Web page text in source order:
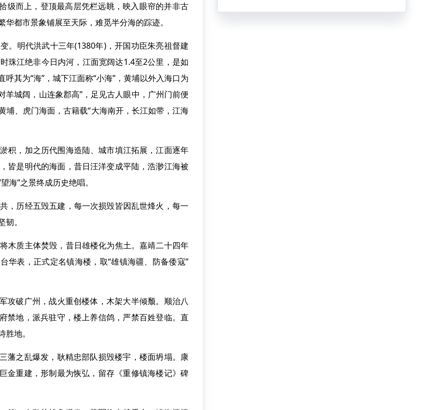
级而上，登顶最高层凭栏远眺，映入眼帘的并非古
都市景象铺展至天际，难觅半分海的踪迹。
明代洪武十三年(1380年)，开国功臣朱亮祖督建
珠江绝非今日内河，江面宽阔达1.4至2公里，是如
其为“海”，城下江面称“小海”，黄埔以外入海口为
羊城阔，山连象郡高”，足见古人眼中，广州门前便
、虎门海面，古籍载“大海南开，长江如带，江海
，加之历代围海造陆、城市填江拓展，江面逐年
皆是明代的海面，昔日汪洋变成平陆，浩渺江海被
海”之景终成历史绝唱。
历经五毁五建，每一次损毁皆因乱世烽火，每一
。
质主体焚毁，昔日雄楼化为焦土。嘉靖二十四年
华表，正式定名镇海楼，取“雄镇海疆、防备倭寇”
破广州，战火重创楼体，木架大半倾颓。顺治八
禁地，派兵驻守，楼上养信鸽，严禁百姓登临。直
地。
之乱爆发，耿精忠部队损毁楼宇，楼面坍塌。康
金重建，形制最为恢弘，留存《重修镇海楼记》碑